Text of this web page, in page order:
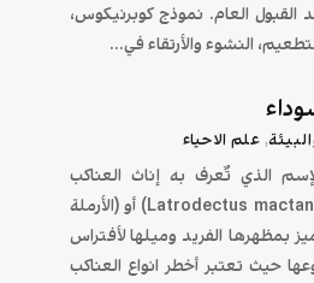
القبول العام. نموذج كوبرنيكوس،
النشوء والأرتقاء في...
, علم الاحیاء
الذي تٌعرف به إناث العناكب
السوداء المعروفة بـ (Latrodectus mactans) أو (الأرملة
بمظهرها الفريد وميلها لأفتراس
حيث تعتبر أخطر انواع العناكب